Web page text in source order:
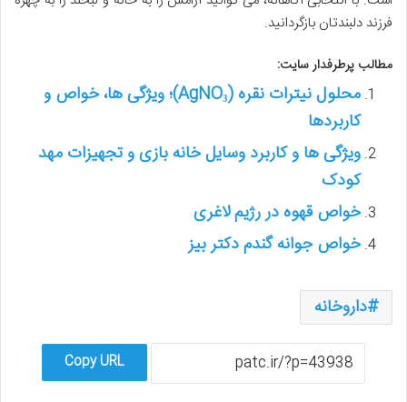
فرزند دلبندتان بازگردانید.
مطالب پرطرفدار سایت:
محلول نیترات نقره (AgNO₃)؛ ویژگی ها، خواص و
کاربردها
ویژگی ها و کاربرد وسایل خانه بازی و تجهیزات مهد
کودک
خواص قهوه در رژیم لاغری
خواص جوانه گندم دکتر بیز
داروخانه
Copy URL